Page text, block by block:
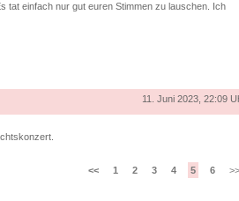
tat einfach nur gut euren Stimmen zu lauschen. Ich
11. Juni 2023, 22:09
<<
1 2 3 4 5 6 >>